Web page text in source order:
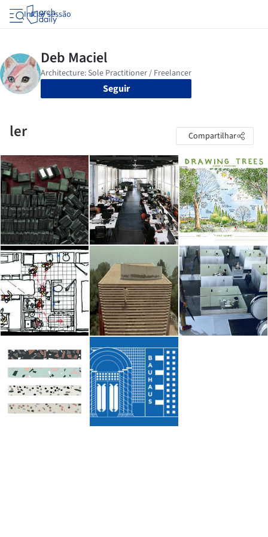
Iniciar sessão
Seguir
ler Compartilhar